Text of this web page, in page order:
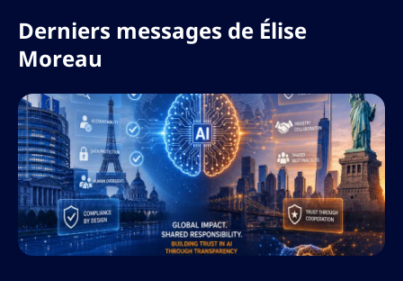
Derniers messages de Élise
Moreau